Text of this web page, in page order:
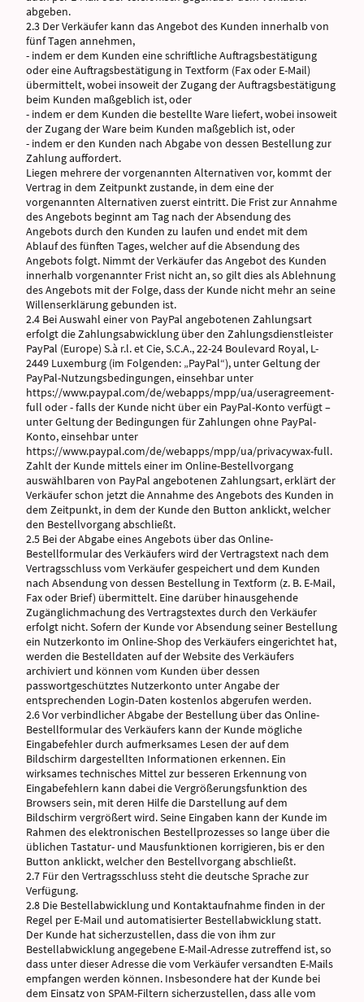
abgeben.
2.3 Der Verkäufer kann das Angebot des Kunden innerhalb von
fünf Tagen annehmen,
- indem er dem Kunden eine schriftliche Auftragsbestätigung
oder eine Auftragsbestätigung in Textform (Fax oder E-Mail)
übermittelt, wobei insoweit der Zugang der Auftragsbestätigung
beim Kunden maßgeblich ist, oder
- indem er dem Kunden die bestellte Ware liefert, wobei insoweit
der Zugang der Ware beim Kunden maßgeblich ist, oder
- indem er den Kunden nach Abgabe von dessen Bestellung zur
Zahlung auffordert.
Liegen mehrere der vorgenannten Alternativen vor, kommt der
Vertrag in dem Zeitpunkt zustande, in dem eine der
vorgenannten Alternativen zuerst eintritt. Die Frist zur Annahme
des Angebots beginnt am Tag nach der Absendung des
Angebots durch den Kunden zu laufen und endet mit dem
Ablauf des fünften Tages, welcher auf die Absendung des
Angebots folgt. Nimmt der Verkäufer das Angebot des Kunden
innerhalb vorgenannter Frist nicht an, so gilt dies als Ablehnung
des Angebots mit der Folge, dass der Kunde nicht mehr an seine
Willenserklärung gebunden ist.
2.4 Bei Auswahl einer von PayPal angebotenen Zahlungsart
erfolgt die Zahlungsabwicklung über den Zahlungsdienstleister
PayPal (Europe) S.à r.l. et Cie, S.C.A., 22-24 Boulevard Royal, L-
2449 Luxemburg (im Folgenden: „PayPal“), unter Geltung der
PayPal-Nutzungsbedingungen, einsehbar unter
https://www.paypal.com/de/webapps/mpp/ua/useragreement-
full oder - falls der Kunde nicht über ein PayPal-Konto verfügt –
unter Geltung der Bedingungen für Zahlungen ohne PayPal-
Konto, einsehbar unter
https://www.paypal.com/de/webapps/mpp/ua/privacywax-full.
Zahlt der Kunde mittels einer im Online-Bestellvorgang
auswählbaren von PayPal angebotenen Zahlungsart, erklärt der
Verkäufer schon jetzt die Annahme des Angebots des Kunden in
dem Zeitpunkt, in dem der Kunde den Button anklickt, welcher
den Bestellvorgang abschließt.
2.5 Bei der Abgabe eines Angebots über das Online-
Bestellformular des Verkäufers wird der Vertragstext nach dem
Vertragsschluss vom Verkäufer gespeichert und dem Kunden
nach Absendung von dessen Bestellung in Textform (z. B. E-Mail,
Fax oder Brief) übermittelt. Eine darüber hinausgehende
Zugänglichmachung des Vertragstextes durch den Verkäufer
erfolgt nicht. Sofern der Kunde vor Absendung seiner Bestellung
ein Nutzerkonto im Online-Shop des Verkäufers eingerichtet hat,
werden die Bestelldaten auf der Website des Verkäufers
archiviert und können vom Kunden über dessen
passwortgeschütztes Nutzerkonto unter Angabe der
entsprechenden Login-Daten kostenlos abgerufen werden.
2.6 Vor verbindlicher Abgabe der Bestellung über das Online-
Bestellformular des Verkäufers kann der Kunde mögliche
Eingabefehler durch aufmerksames Lesen der auf dem
Bildschirm dargestellten Informationen erkennen. Ein
wirksames technisches Mittel zur besseren Erkennung von
Eingabefehlern kann dabei die Vergrößerungsfunktion des
Browsers sein, mit deren Hilfe die Darstellung auf dem
Bildschirm vergrößert wird. Seine Eingaben kann der Kunde im
Rahmen des elektronischen Bestellprozesses so lange über die
üblichen Tastatur- und Mausfunktionen korrigieren, bis er den
Button anklickt, welcher den Bestellvorgang abschließt.
2.7 Für den Vertragsschluss steht die deutsche Sprache zur
Verfügung.
2.8 Die Bestellabwicklung und Kontaktaufnahme finden in der
Regel per E-Mail und automatisierter Bestellabwicklung statt.
Der Kunde hat sicherzustellen, dass die von ihm zur
Bestellabwicklung angegebene E-Mail-Adresse zutreffend ist, so
dass unter dieser Adresse die vom Verkäufer versandten E-Mails
empfangen werden können. Insbesondere hat der Kunde bei
dem Einsatz von SPAM-Filtern sicherzustellen, dass alle vom